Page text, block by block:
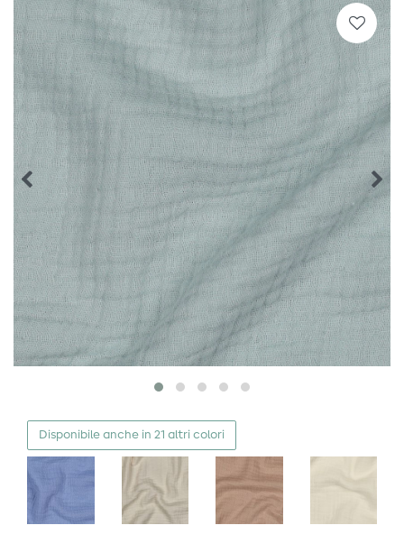
Disponibile anche in 21 altri colori